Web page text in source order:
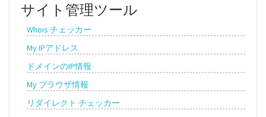
サイト管理ツール
Whois チェッカー
My IPアドレス
ドメインのIP情報
My ブラウザ情報
リダイレクト チェッカー